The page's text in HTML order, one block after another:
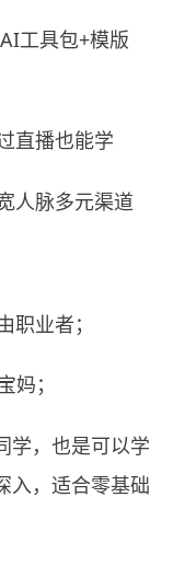
工具包+模版
直播也能学
人脉多元渠道
业者；
；
学，也是可以学
入，适合零基础